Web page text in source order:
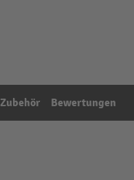
Zubehör Bewertungen